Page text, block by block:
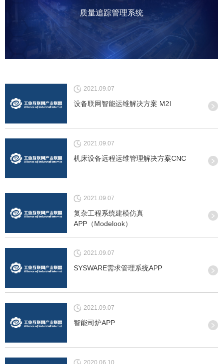
质量追踪管理系统
2021.09.07
设备联网智能运维解决方案 M2I
2021.09.07
机床设备远程运维管理解决方案CNC
2021.09.07
复杂工程系统建模仿真
APP（Modelook）
2021.09.07
SYSWARE需求管理系统APP
2021.09.07
智能司炉APP